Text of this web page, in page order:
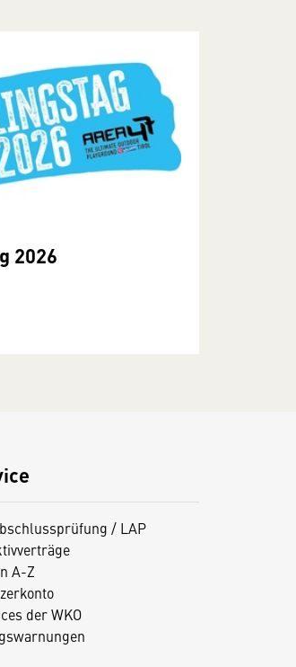
2026
/ LAP
A-Z
der WKO